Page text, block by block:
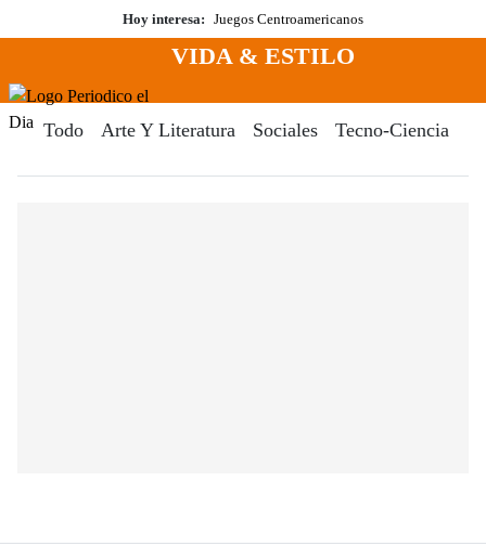
al
Hoy interesa: Juegos Centroamericanos
Menú
VIDA & ESTILO
Todo Arte Y Literatura Sociales Tecno-Ciencia